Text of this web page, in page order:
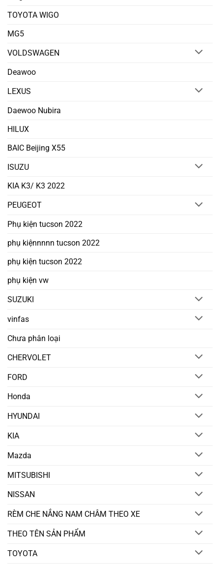
TOYOTA WIGO
MG5
VOLDSWAGEN
Deawoo
LEXUS
Daewoo Nubira
HILUX
BAIC Beijing X55
ISUZU
KIA K3/ K3 2022
PEUGEOT
Phụ kiện tucson 2022
phụ kiệnnnnn tucson 2022
phụ kiện tucson 2022
phụ kiện vw
SUZUKI
vinfas
Chưa phân loại
CHERVOLET
FORD
Honda
HYUNDAI
KIA
Mazda
MITSUBISHI
NISSAN
RÈM CHE NẮNG NAM CHÂM THEO XE
THEO TÊN SẢN PHẨM
TOYOTA